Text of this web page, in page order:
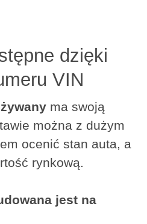
dzięki
VIN
ma swoją
można z dużym
ocenić stan auta, a
rynkową.
jest na